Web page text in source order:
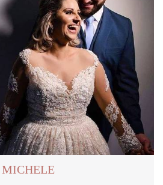
MICHELE